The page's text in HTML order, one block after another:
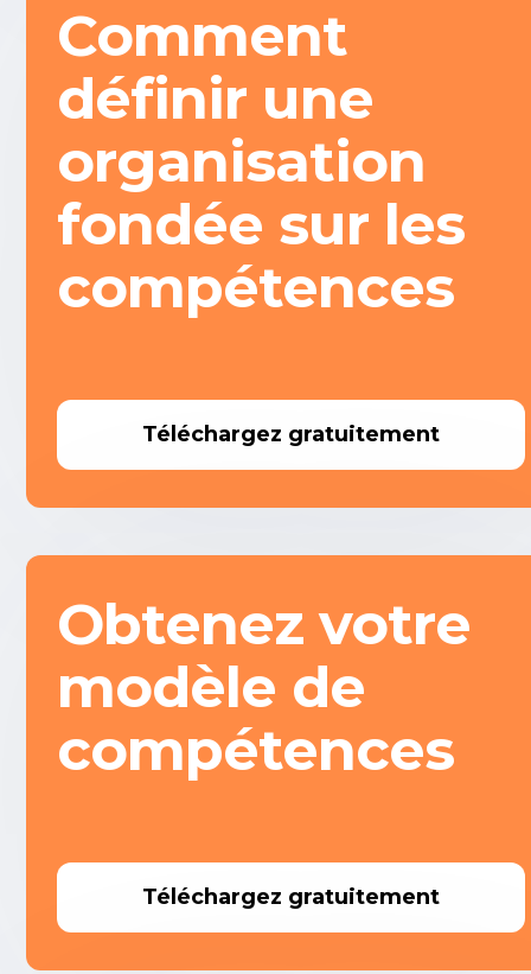
Comment
définir une
organisation
fondée sur les
compétences
Téléchargez gratuitement
Obtenez votre
modèle de
compétences
Téléchargez gratuitement